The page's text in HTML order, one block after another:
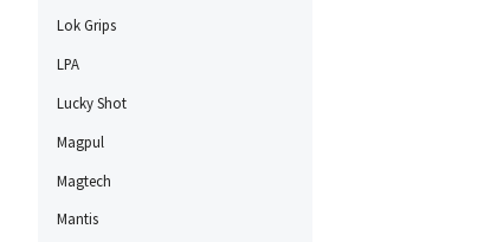
Lok Grips
LPA
Lucky Shot
Magpul
Magtech
Mantis